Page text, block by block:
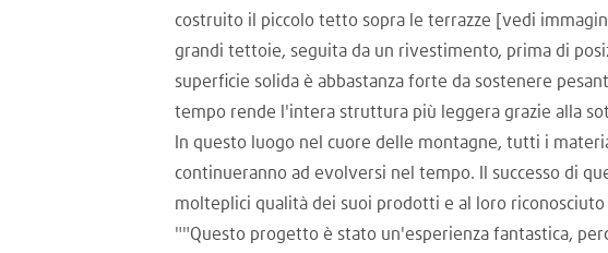
costruito il piccolo tetto sopra le terrazze [vedi
grandi tettoie, seguita da un rivestimento, prima di
superficie solida è abbastanza forte da sostenere
tempo rende l'intera struttura più leggera grazie alla
In questo luogo nel cuore delle montagne, tutti i
continueranno ad evolversi nel tempo. Il successo di
molteplici qualità dei suoi prodotti e al loro riconosciuto
""Questo progetto è stato un'esperienza fantastica,